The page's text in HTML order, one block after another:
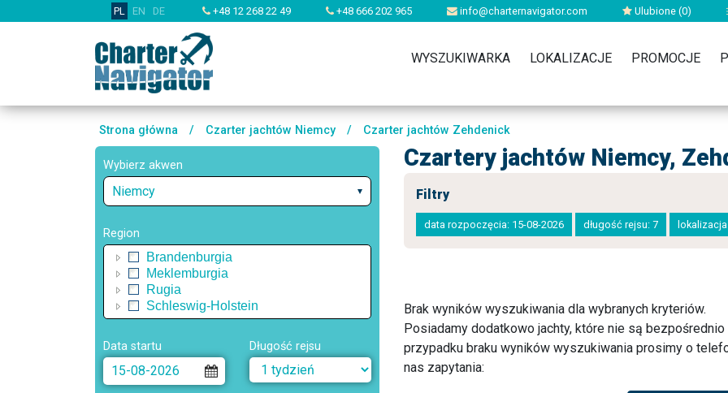
PL EN DE +48 12 268 22 49 +48 666 202 965 info@charternavigator.com Ulubione (0)
WYSZUKIWARKA LOKALIZACJE PROMOCJE
Strona główna / Czarter jachtów Niemcy / Czarter jachtów Zehdenick
Wybierz akwen
Niemcy
Region
Brandenburgia
Meklemburgia
Rugia
Schleswig-Holstein
Data startu Długość rejsu
Czartery jachtów Niemcy,
Filtry
data rozpoczęcia: 15-08-2026 długość rejsu: 7
Brak wyników wyszukiwania dla wybranych kryteriów.
Posiadamy dodatkowo jachty, które nie są
przypadku braku wyników wyszukiwania prosimy o
nas zapytania: